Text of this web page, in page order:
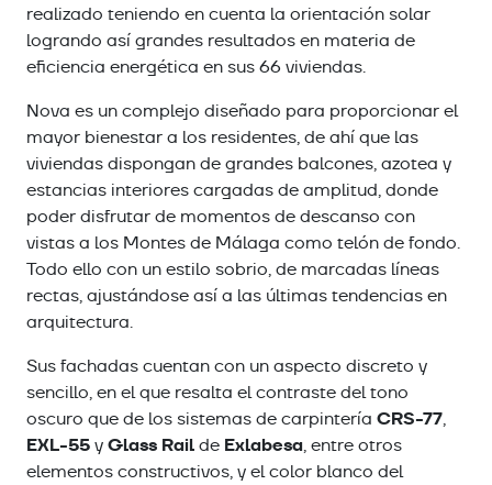
realizado teniendo en cuenta la orientación solar
logrando así grandes resultados en materia de
eficiencia energética en sus 66 viviendas.
Nova es un complejo diseñado para proporcionar el
mayor bienestar a los residentes, de ahí que las
viviendas dispongan de grandes balcones, azotea y
estancias interiores cargadas de amplitud, donde
poder disfrutar de momentos de descanso con
vistas a los Montes de Málaga como telón de fondo.
Todo ello con un estilo sobrio, de marcadas líneas
rectas, ajustándose así a las últimas tendencias en
arquitectura.
Sus fachadas cuentan con un aspecto discreto y
sencillo, en el que resalta el contraste del tono
oscuro que de los sistemas de carpintería CRS-77,
EXL-55yGlass Railde Exlabesa, entre otros
elementos constructivos, y el color blanco del